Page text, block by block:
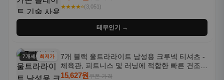
닝 - 남성용, 여성용, 모든 계절에 적합
★★★★⭐(3,051)
테무인기 →
7개세트최저가
7개 블랙 울트라라이트 남성용 크루넥 티셔츠 -
체육관, 피트니스 및 러닝에 적합한 빠른 건조,
통기성 좋은 수분 흡수 반팔 운동복
15,627원쿠폰 가격